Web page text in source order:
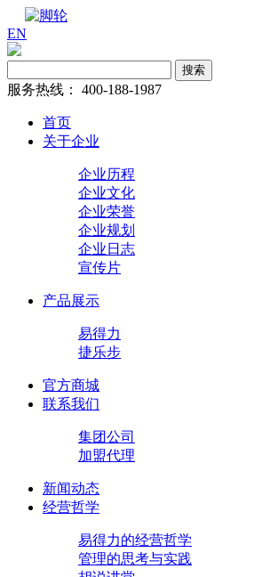
EN
服务热线： 400-188-1987
首页
关于企业
企业历程
企业文化
企业荣誉
企业规划
企业日志
宣传片
产品展示
易得力
捷乐步
官方商城
联系我们
集团公司
加盟代理
新闻动态
经营哲学
易得力的经营哲学
管理的思考与实践